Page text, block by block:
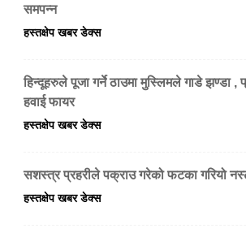
समपन्न
हस्तक्षेप खबर डेक्स
हिन्दूहरुले पूजा गर्ने ठाउमा मुस्लिमले गाडे झण्डा ,
हवाई फायर
हस्तक्षेप खबर डेक्स
सशस्त्र प्रहरीले पक्राउ गरेको फटका गरियो
हस्तक्षेप खबर डेक्स